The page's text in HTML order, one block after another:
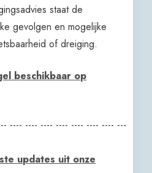
staat de
gevolgen en mogelijke
of dreiging.
beschikbaar op
---- ---- ---- ---- ---- ---- ---- ---
updates uit onze